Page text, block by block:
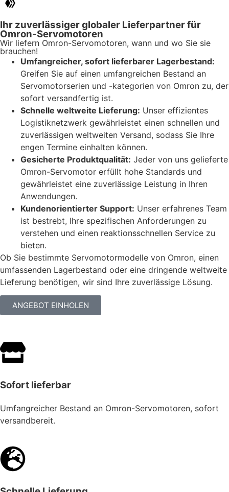
Ihr zuverlässiger globaler Lieferpartner für
Omron-Servomotoren
Wir liefern Omron-Servomotoren, wann und wo Sie sie
brauchen!
Umfangreicher, sofort lieferbarer Lagerbestand:
Greifen Sie auf einen umfangreichen Bestand an
Servomotorserien und -kategorien von Omron zu, der
sofort versandfertig ist.
Schnelle weltweite Lieferung: Unser effizientes
Logistiknetzwerk gewährleistet einen schnellen und
zuverlässigen weltweiten Versand, sodass Sie Ihre
engen Termine einhalten können.
Gesicherte Produktqualität: Jeder von uns gelieferte
Omron-Servomotor erfüllt hohe Standards und
gewährleistet eine zuverlässige Leistung in Ihren
Anwendungen.
Kundenorientierter Support: Unser erfahrenes Team
ist bestrebt, Ihre spezifischen Anforderungen zu
verstehen und einen reaktionsschnellen Service zu
bieten.
Ob Sie bestimmte Servomotormodelle von Omron, einen
umfassenden Lagerbestand oder eine dringende weltweite
Lieferung benötigen, wir sind Ihre zuverlässige Lösung.
ANGEBOT EINHOLEN
Sofort lieferbar
Umfangreicher Bestand an Omron-Servomotoren, sofort
versandbereit.